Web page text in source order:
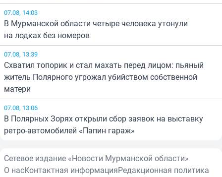
07.08, 14:03
В Мурманской области четыре человека утонули
на лодках без номеров
07.08, 13:39
Схватил топорик и стал махать перед лицом: пьяный
житель Полярного угрожал убийством собственной
матери
07.08, 13:06
В Полярных Зорях открыли сбор заявок на выставку
ретро-автомобилей «Папин гараж»
Сетевое издание «Новости Мурманской области»
О насКонтактная информацияРедакционная политика